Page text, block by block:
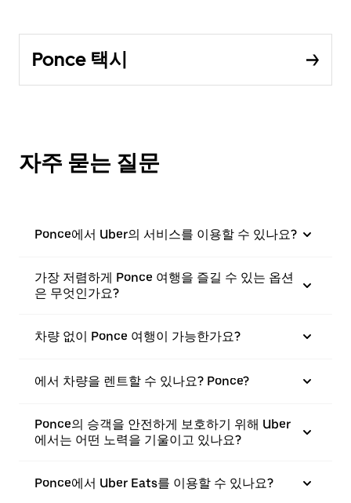
Ponce 택시
자주 묻는 질문
Ponce에서 Uber의 서비스를 이용할 수 있나요?
가장 저렴하게 Ponce 여행을 즐길 수 있는 옵션
은 무엇인가요?
차량 없이 Ponce 여행이 가능한가요?
에서 차량을 렌트할 수 있나요? Ponce?
Ponce의 승객을 안전하게 보호하기 위해 Uber
에서는 어떤 노력을 기울이고 있나요?
Ponce에서 Uber Eats를 이용할 수 있나요?